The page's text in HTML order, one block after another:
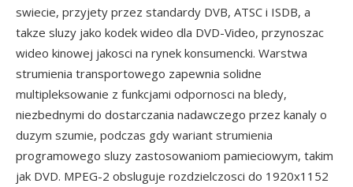
swiecie, przyjety przez standardy DVB, ATSC i ISDB, a
takze sluzy jako kodek wideo dla DVD-Video, przynoszac
wideo kinowej jakosci na rynek konsumencki. Warstwa
strumienia transportowego zapewnia solidne
multipleksowanie z funkcjami odpornosci na bledy,
niezbednymi do dostarczania nadawczego przez kanaly o
duzym szumie, podczas gdy wariant strumienia
programowego sluzy zastosowaniom pamieciowym, takim
jak DVD. MPEG-2 obsluguje rozdzielczosci do 1920x1152